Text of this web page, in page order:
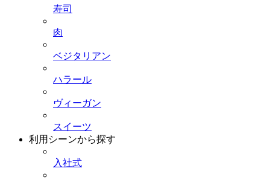
寿司
肉
ベジタリアン
ハラール
ヴィーガン
スイーツ
利用シーンから探す
入社式